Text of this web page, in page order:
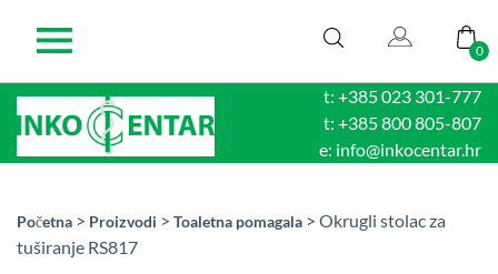
0
t: +385 023 301-777
t: +385 800 805-807
e: info@inkocentar.hr
Početna > Proizvodi > Toaletna pomagala > Okrugli stolac za
tuširanje RS817